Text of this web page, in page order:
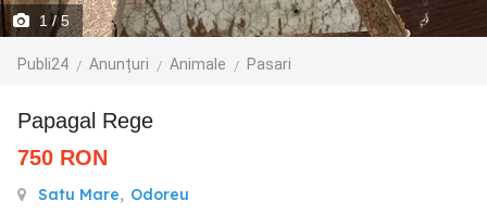
1 / 5
Publi24 Anunțuri Animale Pasari
Papagal Rege
750 RON
Satu Mare, Odoreu